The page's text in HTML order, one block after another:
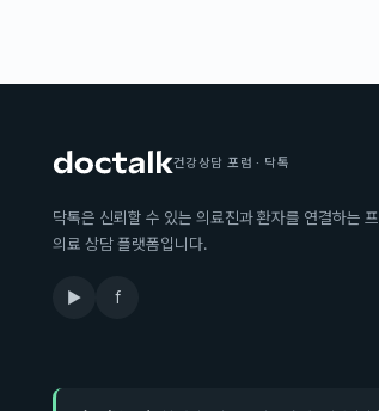
건강상담 포럼 · 닥톡
닥톡은 신뢰할 수 있는 의료진과 환자를 연결하는
의료 상담 플랫폼입니다.
▶ f